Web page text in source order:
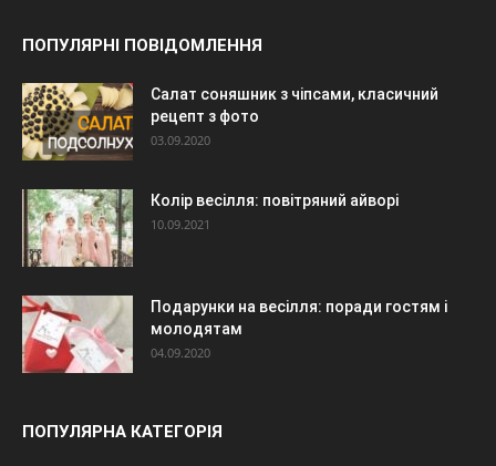
ПОПУЛЯРНІ ПОВІДОМЛЕННЯ
Салат соняшник з чіпсами, класичний
рецепт з фото
03.09.2020
Колір весілля: повітряний айворі
10.09.2021
Подарунки на весілля: поради гостям і
молодятам
04.09.2020
ПОПУЛЯРНА КАТЕГОРІЯ